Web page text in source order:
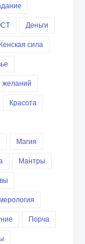
Деньги
сила
желаний
Красота
Магия
Мантры
Порча